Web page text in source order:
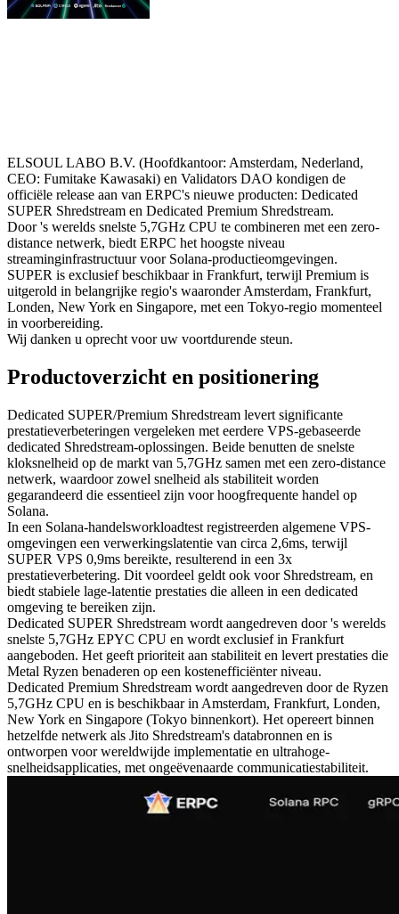
ELSOUL LABO B.V. (Hoofdkantoor: Amsterdam, Nederland,
CEO: Fumitake Kawasaki) en Validators DAO kondigen de
officiële release aan van ERPC's nieuwe producten: Dedicated
SUPER Shredstream en Dedicated Premium Shredstream.
Door 's werelds snelste 5,7GHz CPU te combineren met een zero-
distance netwerk, biedt ERPC het hoogste niveau
streaminginfrastructuur voor Solana-productieomgevingen.
SUPER is exclusief beschikbaar in Frankfurt, terwijl Premium is
uitgerold in belangrijke regio's waaronder Amsterdam, Frankfurt,
Londen, New York en Singapore, met een Tokyo-regio momenteel
in voorbereiding.
Wij danken u oprecht voor uw voortdurende steun.
Productoverzicht en positionering
Dedicated SUPER/Premium Shredstream levert significante
prestatieverbeteringen vergeleken met eerdere VPS-gebaseerde
dedicated Shredstream-oplossingen. Beide benutten de snelste
kloksnelheid op de markt van 5,7GHz samen met een zero-distance
netwerk, waardoor zowel snelheid als stabiliteit worden
gegarandeerd die essentieel zijn voor hoogfrequente handel op
Solana.
In een Solana-handelsworkloadtest registreerden algemene VPS-
omgevingen een verwerkingslatentie van circa 2,6ms, terwijl
SUPER VPS 0,9ms bereikte, resulterend in een 3x
prestatieverbetering. Dit voordeel geldt ook voor Shredstream, en
biedt stabiele lage-latentie prestaties die alleen in een dedicated
omgeving te bereiken zijn.
Dedicated SUPER Shredstream wordt aangedreven door 's werelds
snelste 5,7GHz EPYC CPU en wordt exclusief in Frankfurt
aangeboden. Het geeft prioriteit aan stabiliteit en levert prestaties die
Metal Ryzen benaderen op een kostenefficiënter niveau.
Dedicated Premium Shredstream wordt aangedreven door de Ryzen
5,7GHz CPU en is beschikbaar in Amsterdam, Frankfurt, Londen,
New York en Singapore (Tokyo binnenkort). Het opereert binnen
hetzelfde netwerk als Jito Shredstream's databronnen en is
ontworpen voor wereldwijde implementatie en ultrahoge-
snelheidsapplicaties, met ongeëvenaarde communicatiestabiliteit.